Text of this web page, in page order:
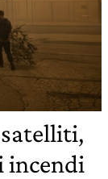
incendi